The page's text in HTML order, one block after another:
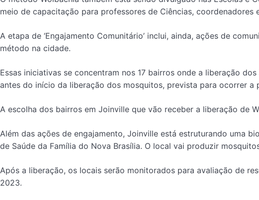
meio de capacitação para professores de Ciências,
A etapa de ‘Engajamento Comunitário’ inclui, ainda, ações de
método na cidade.
Essas iniciativas se concentram nos 17 bairros onde a liberação
antes do início da liberação dos mosquitos, prevista para ocorrer a
A escolha dos bairros em Joinville que vão receber a liberação de
Além das ações de engajamento, Joinville está estruturando uma
de Saúde da Família do Nova Brasília. O local vai produzir
Após a liberação, os locais serão monitorados para avaliação de
2023.